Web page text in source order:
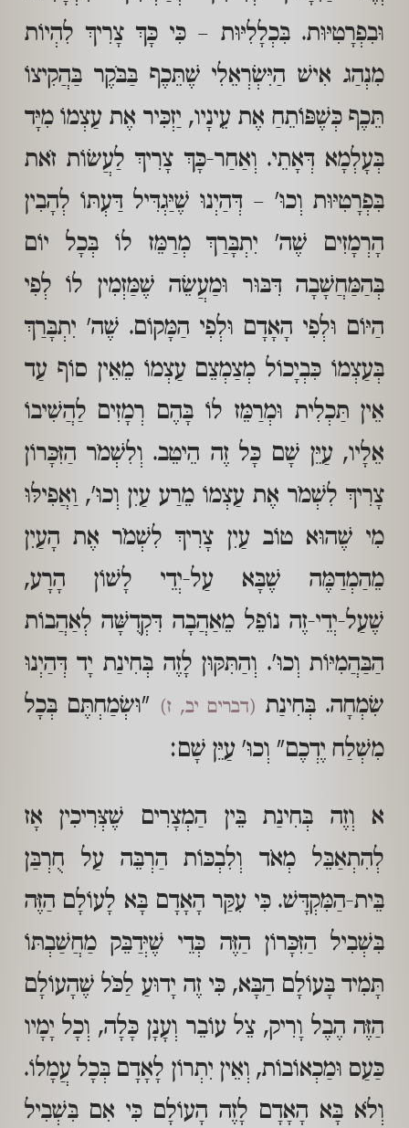
וּבִפְרָטִיּוּת. בִּכְלָלִיּוּת – כִּי כָּךְ צָרִיךְ לִהְיוֹת
מִנְהַג אִישׁ הַיִּשְׂרְאֵלִי שֶׁתֵּכֶף בַּבֹּקֶר בַּהֲקִיצוֹ
תֵּכֶף כְּשֶׁפּוֹתֵחַ אֶת עֵינָיו, יַזְכִּיר אֶת עַצְמוֹ מִיָּד
בְּעָלְמָא דְּאָתֵי. וְאַחַר-כָּךְ צָרִיךְ לַעֲשׂוֹת זֹאת
בִּפְרָטִיּוּת וְכוּ' – דְּהַיְנוּ שֶׁיַּגְדִּיל דַּעְתּוֹ לְהָבִין
הָרְמָזִים שֶׁה' יִתְבָּרַךְ מְרַמֵּז לוֹ בְּכָל יוֹם
בְּהַמַּחֲשָׁבָה דִּבּוּר וּמַעֲשֵׂה שֶׁמַּזְמִין לוֹ לְפִי
הַיּוֹם וּלְפִי הָאָדָם וּלְפִי הַמָּקוֹם. שֶׁה' יִתְבָּרַךְ
בְּעַצְמוֹ כִּבְיָכוֹל מְצַמְצֵם עַצְמוֹ מֵאֵין סוֹף עַד
אֵין תַּכְלִית וּמְרַמֵּז לוֹ בָּהֶם רְמָזִים לַהֲשִׁיבוֹ
אֵלָיו, עַיֵּן שָׁם כָּל זֶה הֵיטֵב. וְלִשְׁמֹר הַזִּכָּרוֹן
צָרִיךְ לִשְׁמֹר אֶת עַצְמוֹ מֵרַע עַיִן וְכוּ', וַאֲפִילּוּ
מִי שֶׁהוּא טוֹב עַיִן צָרִיךְ לִשְׁמֹר אֶת הָעַיִן
מֵהַמְדַמֶּה שֶׁבָּא עַל-יְדֵי לָשׁוֹן הָרָע,
שֶׁעַל-יְדֵי-זֶה נוֹפֵל מֵאַהֲבָה דִּקְדֻשָּׁה לְאַהֲבוֹת
הַבַּהֲמִיּוֹת וְכוּ'. וְהַתִּקּוּן לָזֶה בְּחִינַת יָד דְּהַיְנוּ
שִׂמְחָה. בְּחִינַת (דברים יב, ז) "וּשְׂמַחְתֶּם בְּכָל
מִשְׁלַח יֶדְכֶם" וְכוּ' עַיֵּן שָׁם:
א וְזֶה בְּחִינַת בֵּין הַמְצָרִים שֶׁצְּרִיכִין אָז
לְהִתְאַבֵּל מְאֹד וְלִבְכּוֹת הַרְבֵּה עַל חֻרְבַּן
בֵּית-הַמִּקְדָּשׁ. כִּי עִקַּר הָאָדָם בָּא לָעוֹלָם הַזֶּה
בִּשְׁבִיל הַזִּכָּרוֹן הַזֶּה כְּדֵי שֶׁיְּדַבֵּק מַחֲשַׁבְתּוֹ
תָּמִיד בָּעוֹלָם הַבָּא, כִּי זֶה יָדוּעַ לַכֹּל שֶׁהָעוֹלָם
הַזֶּה הֶבֶל וָרִיק, צֵל עוֹבֵר וְעָנָן כָּלָה, וְכָל יָמָיו
כַּעַס וּמַכְאוֹבוֹת, וְאֵין יִתְרוֹן לָאָדָם בְּכָל עֲמָלוֹ.
וְלֹא בָּא הָאָדָם לָזֶה הָעוֹלָם כִּי אִם בִּשְׁבִיל